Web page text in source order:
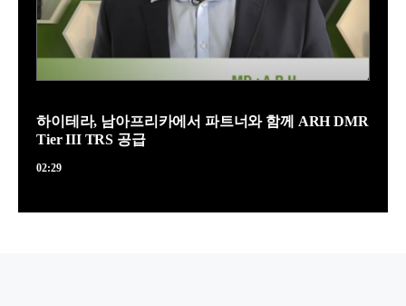
하이테라, 남아프리카에서 파트너와 함께 ARH DMR
Tier III TRS 공급
02:29